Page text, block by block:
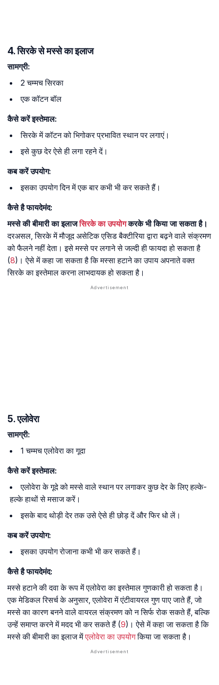
4. सिरके से मस्से का इलाज
सामग्री:
2 चम्मच सिरका
एक कॉटन बॉल
कैसे करें इस्तेमाल:
सिरके में कॉटन को भिगोकर प्रभावित स्थान पर लगाएं।
इसे कुछ देर ऐसे ही लगा रहने दें।
कब करें उपयोग:
इसका उपयोग दिन में एक बार कभी भी कर सकते हैं।
कैसे है फायदेमंद:
मस्से की बीमारी का इलाजसिरके का उपयोगकरके भी किया जा सकता है।
दरअसल, सिरके में मौजूद असेटिक एसिड बैक्टीरिया द्वारा बढ़ने वाले संक्रमण
को फैलने नहीं देता। इसे मस्से पर लगाने से जल्दी ही फायदा हो सकता है
(8)। ऐसे में कहा जा सकता है कि मस्सा हटाने का उपाय अपनाते वक्त
सिरके का इस्तेमाल करना लाभदायक हो सकता है।
5. एलोवेरा
सामग्री:
1 चम्मच एलोवेरा का गूदा
कैसे करें इस्तेमाल:
एलोवेरा के गूदे को मस्से वाले स्थान पर लगाकर कुछ देर के लिए हल्के-
हल्के हाथों से मसाज करें।
इसके बाद थोड़ी देर तक उसे ऐसे ही छोड़ दें और फिर धो लें।
कब करें उपयोग:
इसका उपयोग रोजाना कभी भी कर सकते हैं।
कैसे है फायदेमंद:
मस्से हटाने की दवा के रूप में एलोवेरा का इस्तेमाल गुणकारी हो सकता है।
एक मेडिकल रिसर्च के अनुसार, एलोवेरा में एंटीवायरल गुण पाए जाते हैं, जो
मस्से का कारण बनने वाले वायरल संक्रमण को न सिर्फ रोक सकते हैं, बल्कि
उन्हें समाप्त करने में मदद भी कर सकते हैं (9)। ऐसे में कहा जा सकता है कि
मस्से की बीमारी का इलाज मेंएलोवेरा का उपयोगकिया जा सकता है।